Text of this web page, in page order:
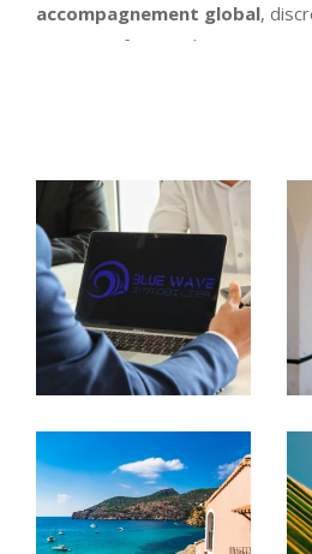
accompagnement global,
pour transformer chaque projet
sur le marché
Notre différence : unconcept
sur notre réseau de partenaires
réunis au sein deLa Maison de
du Patrimoine.
Experts dans leurs domaines
financement, conciergerie,
d’intérieur…), ils interviennent à
vous proposer dessolutions
et personnalisées.